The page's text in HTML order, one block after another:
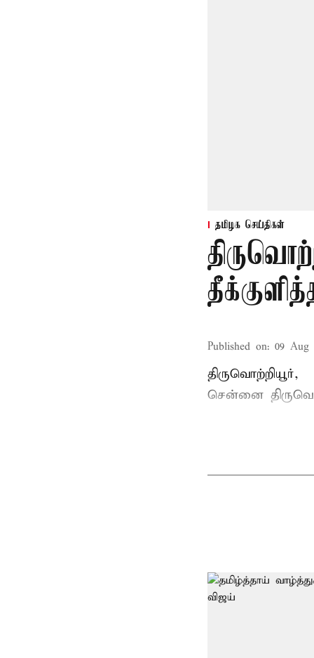
தமிழக செய்திகள்
Published on: 09 Aug
திருவொற்றியூர்,
சென்னை